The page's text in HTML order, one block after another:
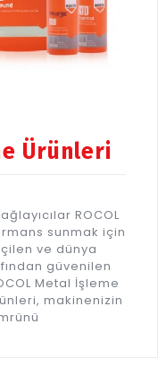
Ürünleri
ROCOL
sunmak için
ve dünya
güvenilen
Metal İşleme
makinenizin